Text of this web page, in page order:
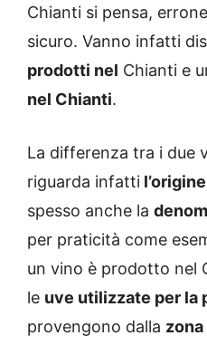
Chianti si pensa,
sicuro. Vanno infatti
prodotti nel Chianti e
nel Chianti.
La differenza tra i due
riguarda infatti
spesso anche la
per praticità come
un vino è prodotto nel
le uve utilizzate per la
provengono dalla